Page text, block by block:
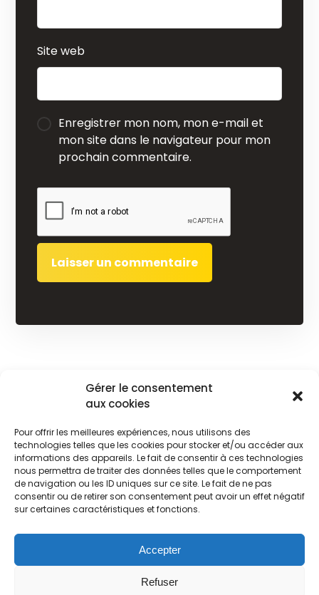
Gérer le consentement
aux cookies
Pour offrir les meilleures expériences, nous utilisons des
technologies telles que les cookies pour stocker et/ou accéder aux
informations des appareils. Le fait de consentir à ces technologies
nous permettra de traiter des données telles que le comportement
de navigation ou les ID uniques sur ce site. Le fait de ne pas
consentir ou de retirer son consentement peut avoir un effet négatif
sur certaines caractéristiques et fonctions.
Accepter
Refuser
Site web
Enregistrer mon nom, mon e-mail et
mon site dans le navigateur pour mon
prochain commentaire.
Désinsectisation
Désinsectisation guêpe à Dieppe
Dot Perfect.